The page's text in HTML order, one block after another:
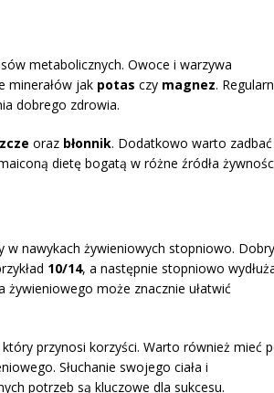
metabolicznych. Owoce i warzywa
minerałów jak potas czy magnez.
dobrego zdrowia.
oraz błonnik. Dodatkowo warto
dietę bogatą w różne źródła
w nawykach żywieniowych stopniowo.
10/14, a następnie stopniowo
żywieniowego może znacznie ułatwić
przynosi korzyści. Warto również mieć
Słuchanie swojego ciała i
potrzeb są kluczowe dla sukcesu.